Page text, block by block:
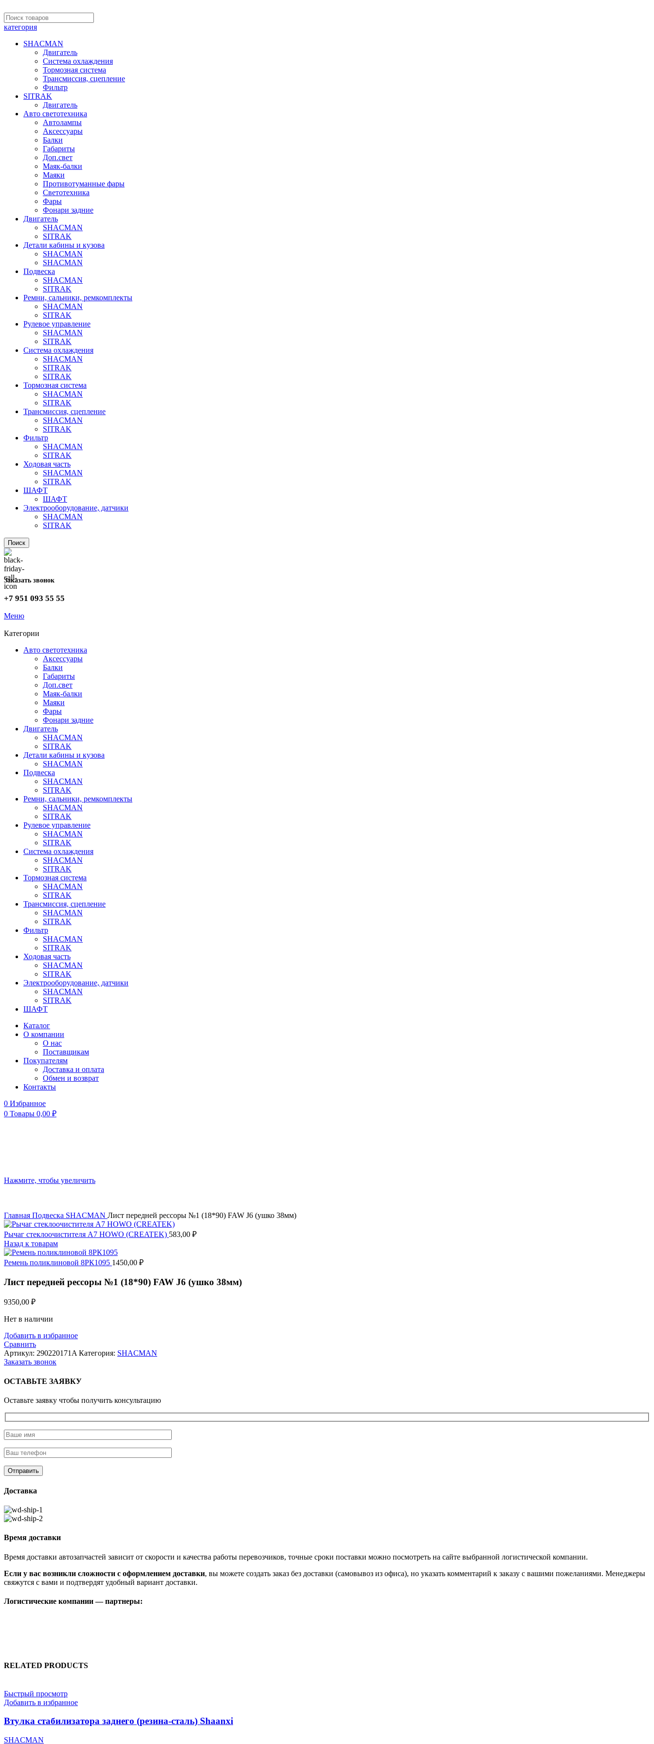
категория
SHACMAN
Двигатель
Система охлаждения
Тормозная система
Трансмиссия, сцепление
Фильтр
SITRAK
Двигатель
Авто светотехника
Автолампы
Аксессуары
Балки
Габариты
Доп.свет
Маяк-балки
Маяки
Противотуманные фары
Светотехника
Фары
Фонари задние
Двигатель
SHACMAN
SITRAK
Детали кабины и кузова
SHACMAN
SHACMAN
Подвеска
SHACMAN
SITRAK
Ремни, сальники, ремкомплекты
SHACMAN
SITRAK
Рулевое управление
SHACMAN
SITRAK
Система охлаждения
SHACMAN
SITRAK
SITRAK
Тормозная система
SHACMAN
SITRAK
Трансмиссия, сцепление
SHACMAN
SITRAK
Фильтр
SHACMAN
SITRAK
Ходовая часть
SHACMAN
SITRAK
ШАФТ
ШАФТ
Электрооборудование, датчики
SHACMAN
SITRAK
Поиск
Заказать звонок
+7 951 093 55 55
Меню
Категории
Авто светотехника
Аксессуары
Балки
Габариты
Доп.свет
Маяк-балки
Маяки
Фары
Фонари задние
Двигатель
SHACMAN
SITRAK
Детали кабины и кузова
SHACMAN
Подвеска
SHACMAN
SITRAK
Ремни, сальники, ремкомплекты
SHACMAN
SITRAK
Рулевое управление
SHACMAN
SITRAK
Система охлаждения
SHACMAN
SITRAK
Тормозная система
SHACMAN
SITRAK
Трансмиссия, сцепление
SHACMAN
SITRAK
Фильтр
SHACMAN
SITRAK
Ходовая часть
SHACMAN
SITRAK
Электрооборудование, датчики
SHACMAN
SITRAK
ШАФТ
Каталог
О компании
О нас
Поставщикам
Покупателям
Доставка и оплата
Обмен и возврат
Контакты
0 Избранное
0 Товары 0,00 ₽
Нажмите, чтобы увеличить
Главная Подвеска SHACMAN Лист передней рессоры №1 (18*90) FAW J6 (ушко 38мм)
Рычаг стеклоочистителя A7 HOWO (CREATEK) 583,00 ₽
Назад к товарам
Ремень поликлиновой 8РК1095 1450,00 ₽
Лист передней рессоры №1 (18*90) FAW J6 (ушко 38мм)
9350,00 ₽
Нет в наличии
Добавить в избранное
Сравнить
Артикул: 290220171A Категория: SHACMAN
Заказать звонок
ОСТАВЬТЕ ЗАЯВКУ
Оставьте заявку чтобы получить консультацию
Доставка
Время доставки
Время доставки автозапчастей зависит от скорости и качества работы перевозчиков, точные сроки поставки можно посмотреть на сайте выбранной логистической компании.
Если у вас возникли сложности с оформлением доставки, вы можете создать заказ без доставки (самовывоз из офиса), но указать комментарий к заказу с вашими пожеланиями. Менеджеры
свяжутся с вами и подтвердят удобный вариант доставки.
Логистические компании — партнеры:
RELATED PRODUCTS
Быстрый просмотр
Добавить в избранное
Втулка стабилизатора заднего (резина-сталь) Shaanxi
SHACMAN